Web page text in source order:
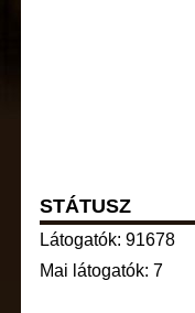
STÁTUSZ
Látogatók: 91678
Mai látogatók: 7